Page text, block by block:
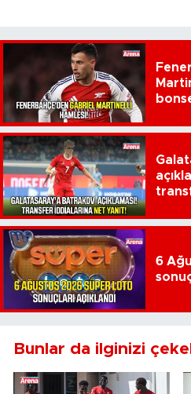
6
Bunlar da ilginizi